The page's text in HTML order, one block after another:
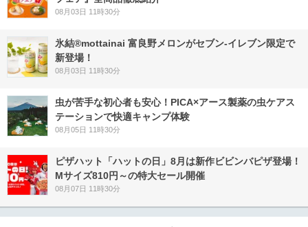
08月03日 11時30分
氷結®mottainai 富良野メロンがセブン‐イレブン限定で
新登場！
08月03日 11時30分
虫が苦手な初心者も安心！PICA×アース製薬の虫ケアス
テーションで快適キャンプ体験
08月05日 11時30分
ピザハット「ハットの日」8月は新作ビビンバピザ登場！
Mサイズ810円～の特大セール開催
08月07日 11時30分